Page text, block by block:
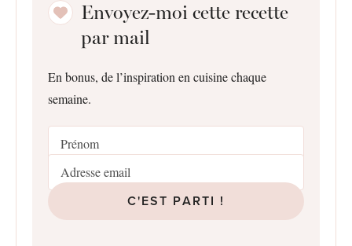
Envoyez-moi cette recette
par mail
En bonus, de l’inspiration en cuisine chaque
semaine.
C'EST PARTI !